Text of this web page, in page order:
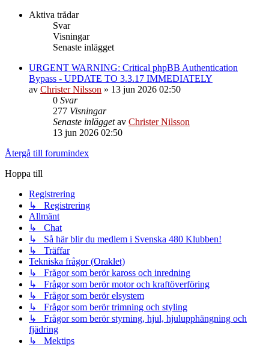
Aktiva trådar
Svar
Visningar
Senaste inlägget
URGENT WARNING: Critical phpBB Authentication
Bypass - UPDATE TO 3.3.17 IMMEDIATELY
av Christer Nilsson » 13 jun 2026 02:50
0 Svar
277 Visningar
Senaste inläggetav Christer Nilsson
13 jun 2026 02:50
Återgå till forumindex
Hoppa till
Registrering
↳ Registrering
Allmänt
↳ Chat
↳ Så här blir du medlem i Svenska 480 Klubben!
↳ Träffar
Tekniska frågor (Oraklet)
↳ Frågor som berör kaross och inredning
↳ Frågor som berör motor och kraftöverföring
↳ Frågor som berör elsystem
↳ Frågor som berör trimning och styling
↳ Frågor som berör styrning, hjul, hjulupphängning och
fjädring
↳ Mektips